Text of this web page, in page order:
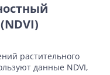
растительного
данные NDVI,